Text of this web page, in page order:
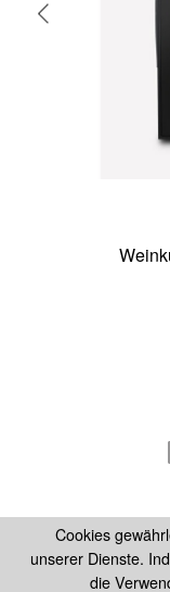
Cookies
unserer Dienste.
die